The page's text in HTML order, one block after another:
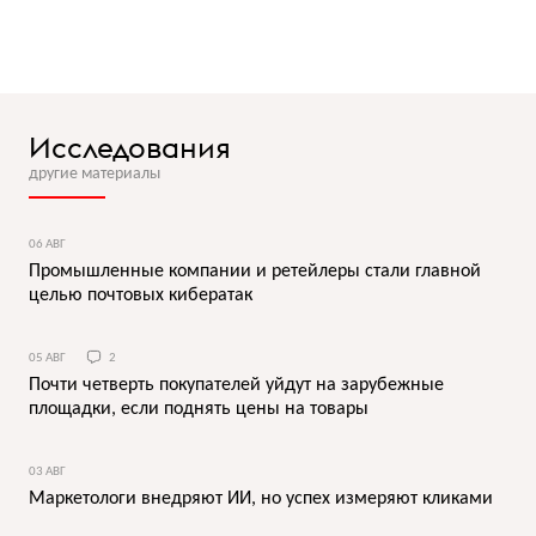
Исследования
другие материалы
06 АВГ
Промышленные компании и ретейлеры стали главной
целью почтовых кибератак
05 АВГ 2
Почти четверть покупателей уйдут на зарубежные
площадки, если поднять цены на товары
03 АВГ
Маркетологи внедряют ИИ, но успех измеряют кликами